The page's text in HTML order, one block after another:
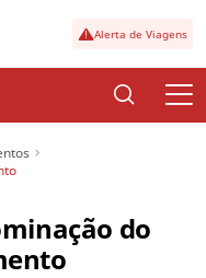
Alerta de Viagens
do